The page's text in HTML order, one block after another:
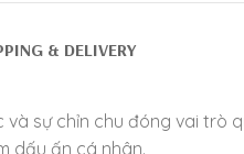
& DELIVERY
sự chỉn chu đóng vai trò
dấu ấn cá nhân.